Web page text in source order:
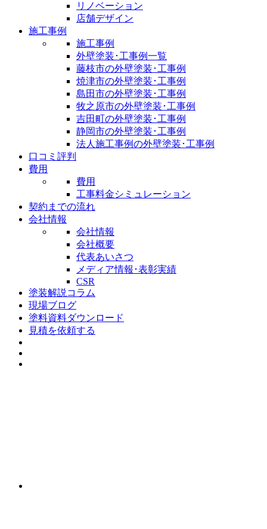
リノベーション
店舗デザイン
施工事例
施工事例
外壁塗装･工事例一覧
藤枝市の外壁塗装･工事例
焼津市の外壁塗装･工事例
島田市の外壁塗装･工事例
牧之原市の外壁塗装･工事例
吉田町の外壁塗装･工事例
静岡市の外壁塗装･工事例
法人施工事例の外壁塗装･工事例
口コミ評判
費用
費用
工事料金シミュレーション
契約までの流れ
会社情報
会社情報
会社概要
代表あいさつ
メディア情報･表彰実績
CSR
塗装解説コラム
現場ブログ
塗料資料ダウンロード
見積を依頼する